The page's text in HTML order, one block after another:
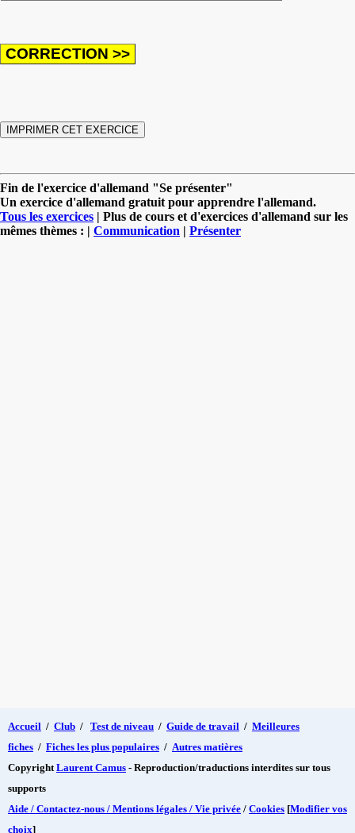
Fin de l'exercice d'allemand "Se présenter"
Un exercice d'allemand gratuit pour apprendre l'allemand.
Tous les exercices | Plus de cours et d'exercices d'allemand sur les
mêmes thèmes : | Communication | Présenter
Accueil / Club / Test de niveau / Guide de travail / Meilleures
fiches / Fiches les plus populaires / Autres matières
Copyright Laurent Camus - Reproduction/traductions interdites sur tous
supports
Aide / Contactez-nous / Mentions légales / Vie privée / Cookies [Modifier vos
choix]